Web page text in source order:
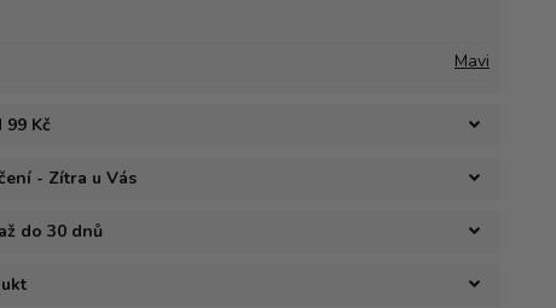
Mavi
Kč
- Zítra u Vás
do 30 dnů